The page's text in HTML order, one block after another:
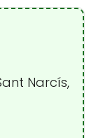
Narcís,